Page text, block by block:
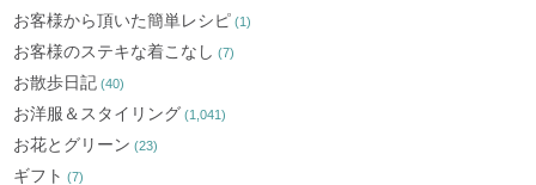
お客様から頂いた簡単レシピ (1)
お客様のステキな着こなし (7)
お散歩日記 (40)
お洋服＆スタイリング (1,041)
お花とグリーン (23)
ギフト (7)